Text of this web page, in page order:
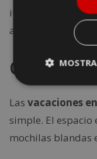
itinerario, revisar
actualizados.
Qué llevar
Las vacaciones
simple. El
mochilas blandas